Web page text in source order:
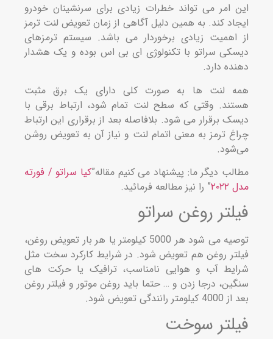
امر می‌ تواند خطرات زیادی برای سرنشینان خودرو
کند. به همین دلیل آگاهی از زمان تعویض لنت ترمز
زیادی برخوردار می‌ باشد. سیستم ترمزهای
سراتو با تکنولوژی ای بی اس بوده و یک هشدار
دارد.
لنت‌ ها به صورت کلی دارای یک برق مثبت
وقتی که سطح لنت تمام شود، ارتباط برقی با
برقرار می‌ شود. بلافاصله بعد از برقراری این ارتباط
ترمز به معنی اتمام لنت و نیاز آن به تعویض روشن
دیگر ما: پیشنهاد می کنیم مقاله”کیا سراتو / فورته
” را نیز مطالعه فرمائید.
روغن سراتو
توصیه می‌ شود هر 5000 کیلومتر یا هر بار تعویض روغن،
روغن هم تعویض شود. در شرایط کارکرد سخت مثل
آب و هوایی نامناسب، ترافیک یا حرکت‌ های
درجا زدن و … حتما باید روغن موتور و فیلتر روغن
سوخت